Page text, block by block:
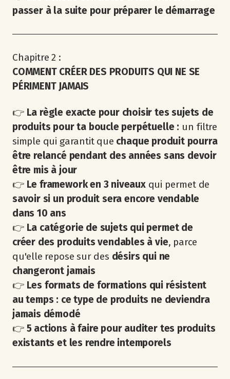
passer à la suite pour préparer le démarrage
Chapitre 2 :
COMMENT CRÉER DES PRODUITS QUI NE SE
PÉRIMENT JAMAIS
👉 La règle exacte pour choisir tes sujets de
produits pour ta boucle perpétuelle : un filtre
simple qui garantit que chaque produit pourra
être relancé pendant des années sans devoir
être mis à jour
👉 Le framework en 3 niveaux qui permet de
savoir si un produit sera encore vendable
dans 10 ans
👉 La catégorie de sujets qui permet de
créer des produits vendables à vie, parce
qu'elle repose sur des désirs qui ne
changeront jamais
👉 Les formats de formations qui résistent
au temps : ce type de produits ne deviendra
jamais démodé
👉 5 actions à faire pour auditer tes produits
existants et les rendre intemporels